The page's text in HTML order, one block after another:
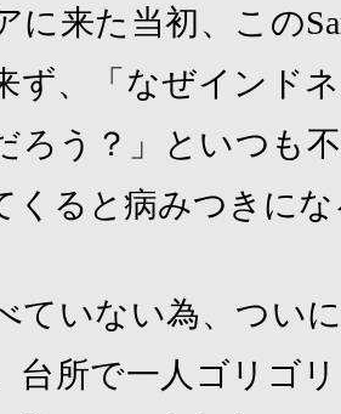
に来た当初、この
ず、「なぜインド
ろう？」といつも
くると病みつきに
ていない為、つい
台所で一人ゴリゴ